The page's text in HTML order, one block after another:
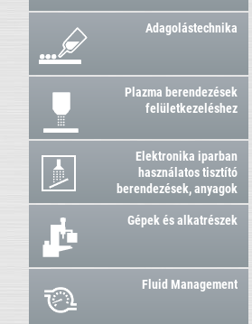
Adagolástechnika
Plazma berendezések
felületkezeléshez
Elektronika iparban
használatos tisztító
berendezések, anyagok
Gépek és alkatrészek
Fluid Management